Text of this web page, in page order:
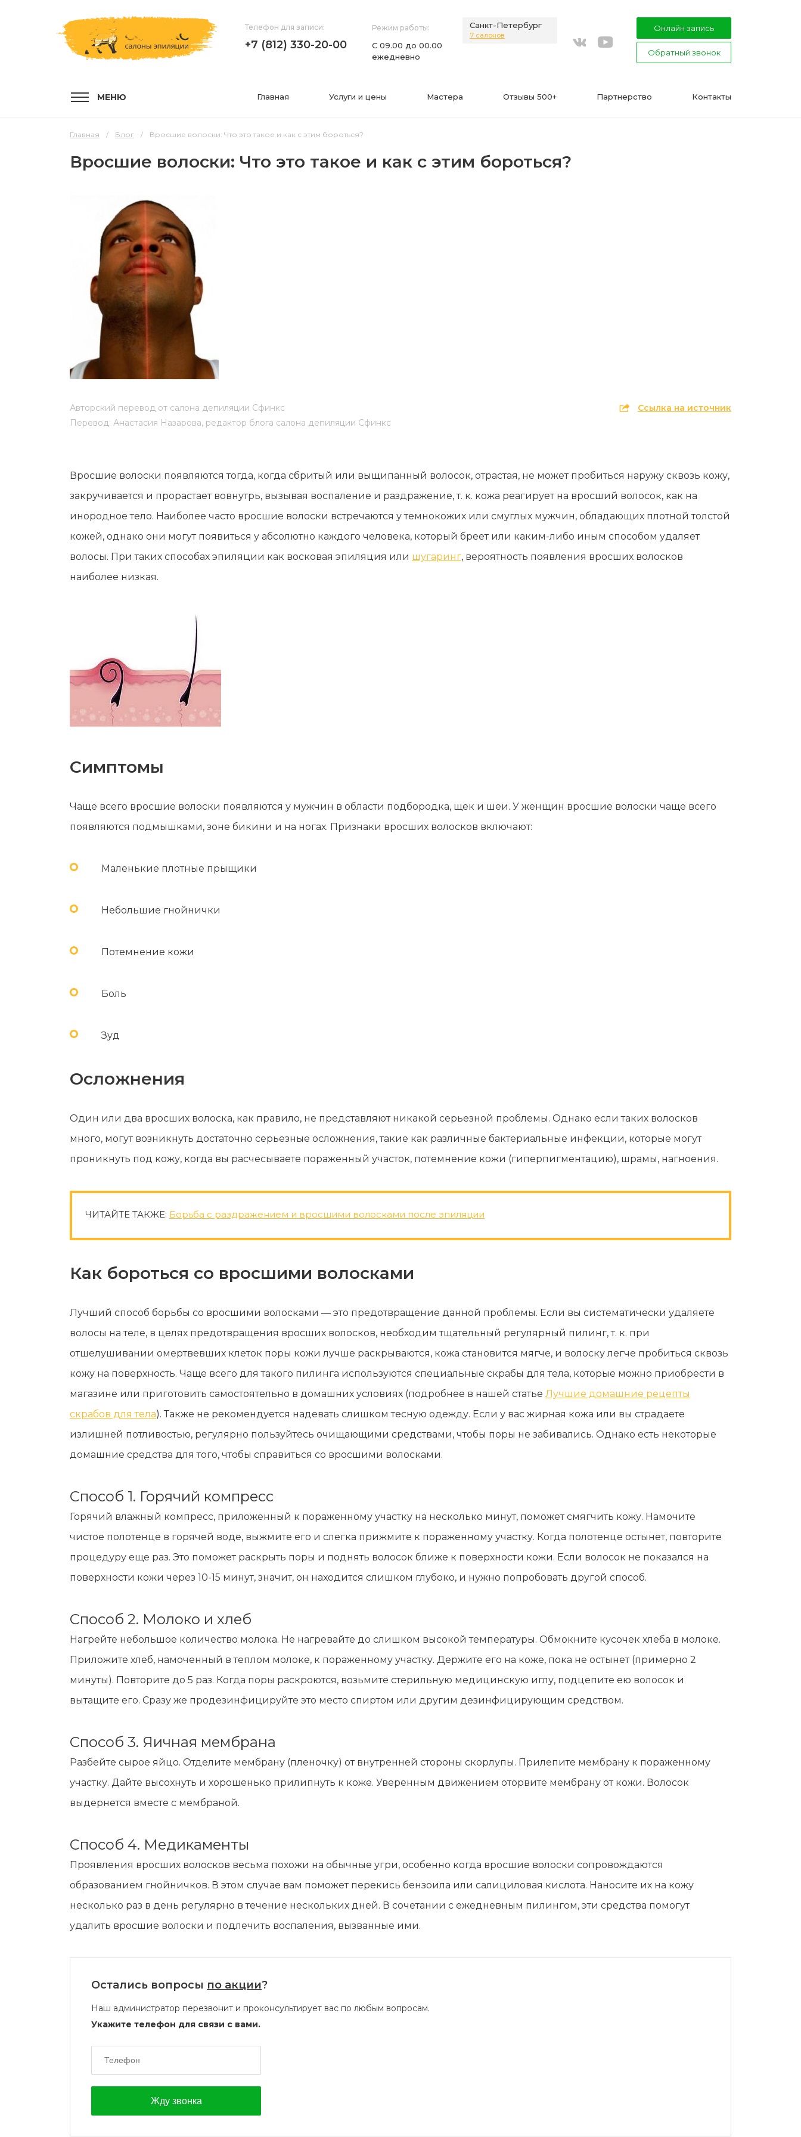
Телефон для записи:
+7 (812) 330-20-00
Режим работы:
С 09.00 до 00.00
ежедневно
Санкт-Петербург
7 салонов
youtube
Онлайн запись
Обратный звонок
Главная Услуги и цены Мастера Отзывы 500+ Партнерство Контакты
МЕНЮ
Эпиляция воском
Мужская депиляция
Бикини-дизайн
Главная Блог Вросшие волоски: Что это такое и как с этим бороться?
Вросшие волоски: Что это такое и как с этим бороться?
Авторский перевод от салона депиляции Сфинкс
Перевод: Анастасия Назарова, редактор блога салона депиляции Сфинкс
Ссылка на источник
Вросшие волоски появляются тогда, когда сбритый или выщипанный волосок, отрастая, не может пробиться наружу сквозь кожу,
закручивается и прорастает вовнутрь, вызывая воспаление и раздражение, т. к. кожа реагирует на вросший волосок, как на
инородное тело. Наиболее часто вросшие волоски встречаются у темнокожих или смуглых мужчин, обладающих плотной толстой
кожей, однако они могут появиться у абсолютно каждого человека, который бреет или каким-либо иным способом удаляет
волосы. При таких способах эпиляции как восковая эпиляция или шугаринг, вероятность появления вросших волосков
наиболее низкая.
Симптомы
Чаще всего вросшие волоски появляются у мужчин в области подбородка, щек и шеи. У женщин вросшие волоски чаще всего
появляются подмышками, зоне бикини и на ногах. Признаки вросших волосков включают:
Маленькие плотные прыщики
Небольшие гнойнички
Потемнение кожи
Боль
Зуд
Осложнения
Один или два вросших волоска, как правило, не представляют никакой серьезной проблемы. Однако если таких волосков
много, могут возникнуть достаточно серьезные осложнения, такие как различные бактериальные инфекции, которые могут
проникнуть под кожу, когда вы расчесываете пораженный участок, потемнение кожи (гиперпигментацию), шрамы, нагноения.
ЧИТАЙТЕ ТАКЖЕ: Борьба с раздражением и вросшими волосками после эпиляции
Как бороться со вросшими волосками
Лучший способ борьбы со вросшими волосками — это предотвращение данной проблемы. Если вы систематически удаляете
волосы на теле, в целях предотвращения вросших волосков, необходим тщательный регулярный пилинг, т. к. при
отшелушивании омертвевших клеток поры кожи лучше раскрываются, кожа становится мягче, и волоску легче пробиться сквозь
кожу на поверхность. Чаще всего для такого пилинга используются специальные скрабы для тела, которые можно приобрести в
магазине или приготовить самостоятельно в домашних условиях (подробнее в нашей статье Лучшие домашние рецепты
скрабов для тела). Также не рекомендуется надевать слишком тесную одежду. Если у вас жирная кожа или вы страдаете
излишней потливостью, регулярно пользуйтесь очищающими средствами, чтобы поры не забивались. Однако есть некоторые
домашние средства для того, чтобы справиться со вросшими волосками.
Способ 1. Горячий компресс
Горячий влажный компресс, приложенный к пораженному участку на несколько минут, поможет смягчить кожу. Намочите
чистое полотенце в горячей воде, выжмите его и слегка прижмите к пораженному участку. Когда полотенце остынет, повторите
процедуру еще раз. Это поможет раскрыть поры и поднять волосок ближе к поверхности кожи. Если волосок не показался на
поверхности кожи через 10-15 минут, значит, он находится слишком глубоко, и нужно попробовать другой способ.
Способ 2. Молоко и хлеб
Нагрейте небольшое количество молока. Не нагревайте до слишком высокой температуры. Обмокните кусочек хлеба в молоке.
Приложите хлеб, намоченный в теплом молоке, к пораженному участку. Держите его на коже, пока не остынет (примерно 2
минуты). Повторите до 5 раз. Когда поры раскроются, возьмите стерильную медицинскую иглу, подцепите ею волосок и
вытащите его. Сразу же продезинфицируйте это место спиртом или другим дезинфицирующим средством.
Способ 3. Яичная мембрана
Разбейте сырое яйцо. Отделите мембрану (пленочку) от внутренней стороны скорлупы. Прилепите мембрану к пораженному
участку. Дайте высохнуть и хорошенько прилипнуть к коже. Уверенным движением оторвите мембрану от кожи. Волосок
выдернется вместе с мембраной.
Способ 4. Медикаменты
Проявления вросших волосков весьма похожи на обычные угри, особенно когда вросшие волоски сопровождаются
образованием гнойничков. В этом случае вам поможет перекись бензоила или салициловая кислота. Наносите их на кожу
несколько раз в день регулярно в течение нескольких дней. В сочетании с ежедневным пилингом, эти средства помогут
удалить вросшие волоски и подлечить воспаления, вызванные ими.
Остались вопросы по акции?
Наш администратор перезвонит и проконсультирует вас по любым вопросам.
Укажите телефон для связи с вами.